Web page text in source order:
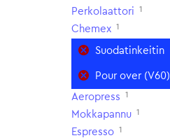
Perkolaattori 1
Chemex 1
Suodatinkeitin
Pour over (V60)
Aeropress 1
Mokkapannu 1
Espresso 1